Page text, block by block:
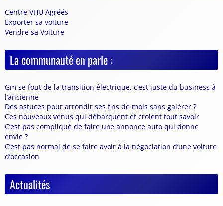
Centre VHU Agréés
Exporter sa voiture
Vendre sa Voiture
La communauté en parle :
Gm se fout de la transition électrique, c’est juste du business à
l’ancienne
Des astuces pour arrondir ses fins de mois sans galérer ?
Ces nouveaux venus qui débarquent et croient tout savoir
C’est pas compliqué de faire une annonce auto qui donne
envie ?
C’est pas normal de se faire avoir à la négociation d’une voiture
d’occasion
Actualités